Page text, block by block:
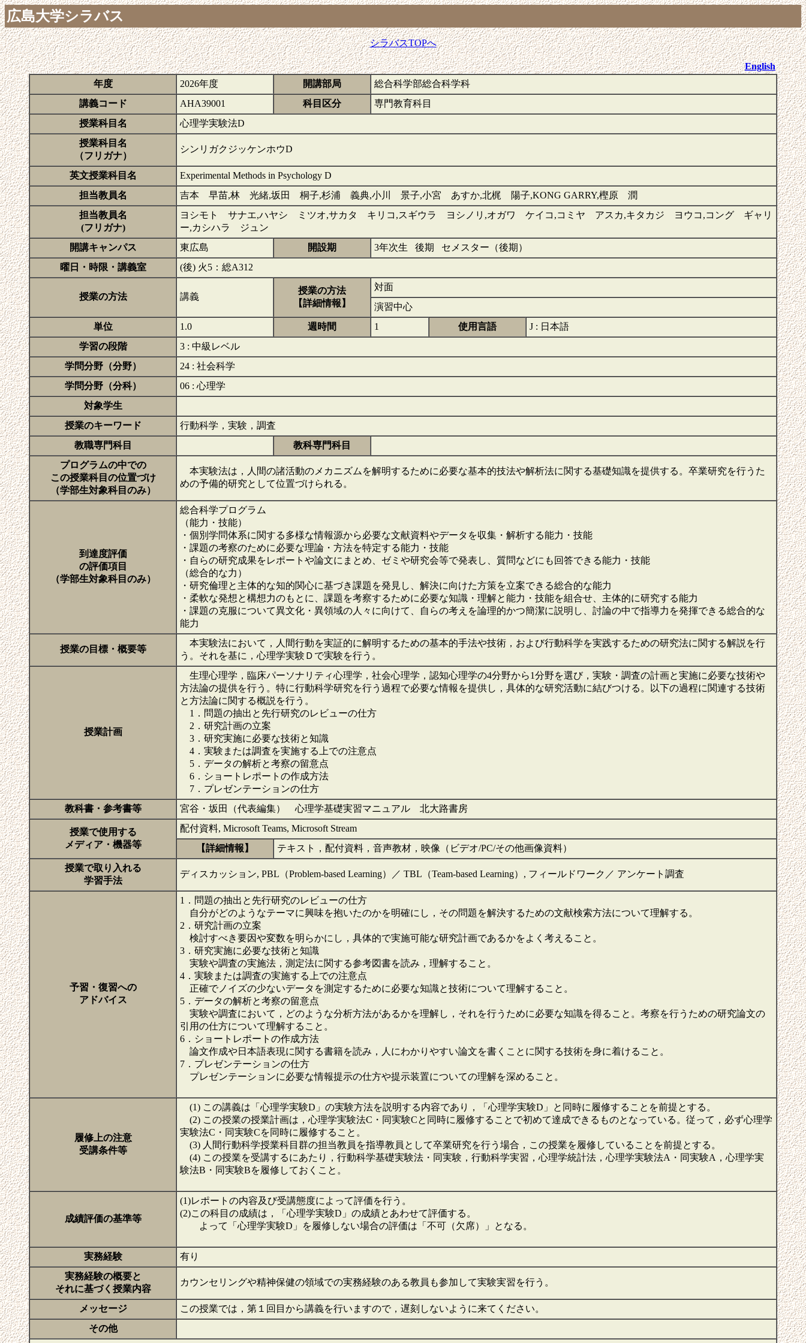
広島大学シラバス
シラバスTOPへ
English
年度
2026年度 開講部局
総合科学部総合科学科
講義コード
AHA39001 科目区分
専門教育科目
授業科目名
心理学実験法D
授業科目名
（フリガナ）
シンリガクジッケンホウD
英文授業科目名
Experimental Methods in Psychology D
担当教員名
吉本 早苗,林 光緒,坂田 桐子,杉浦 義典,小川 景子,小宮 あすか,北梶 陽子,KONG GARRY,樫原 潤
担当教員名
(フリガナ)
ヨシモト サナエ,ハヤシ ミツオ,サカタ キリコ,スギウラ ヨシノリ,オガワ ケイコ,コミヤ アスカ,キタカジ ヨウコ,コング ギャリ
ー,カシハラ ジュン
開講キャンパス
東広島 開設期
3年次生 後期 セメスター（後期）
曜日・時限・講義室
(後) 火5：総A312
授業の方法 講義
授業の方法
【詳細情報】
対面
演習中心
単位
1.0 週時間 1 使用言語
J : 日本語
学習の段階
3 : 中級レベル
学問分野（分野）
24 : 社会科学
学問分野（分科）
06 : 心理学
対象学生
授業のキーワード
行動科学，実験，調査
教職専門科目
教科専門科目
プログラムの中での
この授業科目の位置づけ
（学部生対象科目のみ）
本実験法は，人間の諸活動のメカニズムを解明するために必要な基本的技法や解析法に関する基礎知識を提供する。卒業研究を行うた
めの予備的研究として位置づけられる。
到達度評価
の評価項目
（学部生対象科目のみ）
総合科学プログラム
（能力・技能）
・個別学問体系に関する多様な情報源から必要な文献資料やデータを収集・解析する能力・技能
・課題の考察のために必要な理論・方法を特定する能力・技能
・自らの研究成果をレポートや論文にまとめ、ゼミや研究会等で発表し、質問などにも回答できる能力・技能
（総合的な力）
・研究倫理と主体的な知的関心に基づき課題を発見し、解決に向けた方策を立案できる総合的な能力
・柔軟な発想と構想力のもとに、課題を考察するために必要な知識・理解と能力・技能を組合せ、主体的に研究する能力
・課題の克服について異文化・異領域の人々に向けて、自らの考えを論理的かつ簡潔に説明し、討論の中で指導力を発揮できる総合的な
能力
授業の目標・概要等
本実験法において，人間行動を実証的に解明するための基本的手法や技術，および行動科学を実践するための研究法に関する解説を行
う。それを基に，心理学実験Ｄで実験を行う。
授業計画
生理心理学，臨床パーソナリティ心理学，社会心理学，認知心理学の4分野から1分野を選び，実験・調査の計画と実施に必要な技術や
方法論の提供を行う。特に行動科学研究を行う過程で必要な情報を提供し，具体的な研究活動に結びつける。以下の過程に関連する技術
と方法論に関する概説を行う。
1．問題の抽出と先行研究のレビューの仕方
2．研究計画の立案
3．研究実施に必要な技術と知識
4．実験または調査を実施する上での注意点
5．データの解析と考察の留意点
6．ショートレポートの作成方法
7．プレゼンテーションの仕方
教科書・参考書等
宮谷・坂田（代表編集） 心理学基礎実習マニュアル 北大路書房
授業で使用する
メディア・機器等
配付資料, Microsoft Teams, Microsoft Stream
【詳細情報】
テキスト，配付資料，音声教材，映像（ビデオ/PC/その他画像資料）
授業で取り入れる
学習手法
ディスカッション, PBL（Problem-based Learning）／ TBL（Team-based Learning）, フィールドワーク／ アンケート調査
予習・復習への
アドバイス
1．問題の抽出と先行研究のレビューの仕方
自分がどのようなテーマに興味を抱いたのかを明確にし，その問題を解決するための文献検索方法について理解する。
2．研究計画の立案
検討すべき要因や変数を明らかにし，具体的で実施可能な研究計画であるかをよく考えること。
3．研究実施に必要な技術と知識
実験や調査の実施法，測定法に関する参考図書を読み，理解すること。
4．実験または調査の実施する上での注意点
正確でノイズの少ないデータを測定するために必要な知識と技術について理解すること。
5．データの解析と考察の留意点
実験や調査において，どのような分析方法があるかを理解し，それを行うために必要な知識を得ること。考察を行うための研究論文の
引用の仕方について理解すること。
6．ショートレポートの作成方法
論文作成や日本語表現に関する書籍を読み，人にわかりやすい論文を書くことに関する技術を身に着けること。
7．プレゼンテーションの仕方
プレゼンテーションに必要な情報提示の仕方や提示装置についての理解を深めること。
履修上の注意
受講条件等
(1) この講義は「心理学実験D」の実験方法を説明する内容であり，「心理学実験D」と同時に履修することを前提とする。
(2) この授業の授業計画は，心理学実験法C・同実験Cと同時に履修することで初めて達成できるものとなっている。従って，必ず心理学
実験法C・同実験Cを同時に履修すること。
(3) 人間行動科学授業科目群の担当教員を指導教員として卒業研究を行う場合，この授業を履修していることを前提とする。
(4) この授業を受講するにあたり，行動科学基礎実験法・同実験，行動科学実習，心理学統計法，心理学実験法A・同実験A，心理学実
験法B・同実験Bを履修しておくこと。
成績評価の基準等
(1)レポートの内容及び受講態度によって評価を行う。
(2)この科目の成績は，「心理学実験D」の成績とあわせて評価する。
よって「心理学実験D」を履修しない場合の評価は「不可（欠席）」となる。
実務経験
有り
実務経験の概要と
それに基づく授業内容
カウンセリングや精神保健の領域での実務経験のある教員も参加して実験実習を行う。
メッセージ
この授業では，第１回目から講義を行いますので，遅刻しないように来てください。
その他